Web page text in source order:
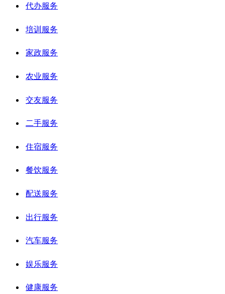
代办服务
培训服务
家政服务
农业服务
交友服务
二手服务
住宿服务
餐饮服务
配送服务
出行服务
汽车服务
娱乐服务
健康服务